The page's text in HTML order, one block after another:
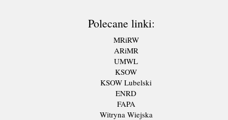
Polecane linki:
MRiRW
ARiMR
UMWL
KSOW
KSOW Lubelski
ENRD
FAPA
Witryna Wiejska